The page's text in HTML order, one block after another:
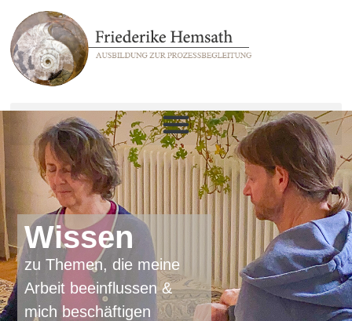
Wissen
zu Themen, die meine
Arbeit beeinflussen &
mich beschäftigen